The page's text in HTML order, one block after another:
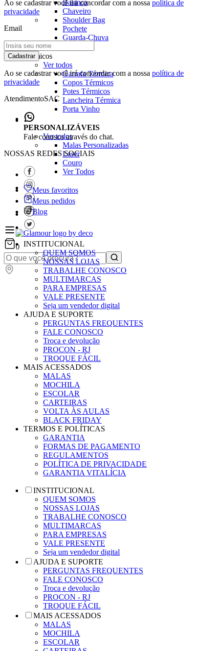
Balança
Chaveiro
Shoulder Bag
Pochete
Guarda-Chuva
Térmicos
Ver todos
Garrafa Térmica
Copos Térmicos
Potes Térmicos
Lancheira Térmica
Porta Vinho
PERSONALIZÁVEIS
Ver todos
Malas Personalizadas
Laser
Couro
Ver Todos
Meus favoritos
Meus pedidos
Blog
0
Ao se cadastrar você irá concordar com a nossa política de
privacidade
Email
Cadastrar
Ao se cadastrar você irá concordar com a nossa política de
privacidade
AtendimentoSAC
Fale conosco através do chat.
NOSSAS REDES SOCIAIS
INSTITUCIONAL
QUEM SOMOS
NOSSAS LOJAS
TRABALHE CONOSCO
MULTIMARCAS
PARA EMPRESAS
VALE PRESENTE
Seja um vendedor digital
AJUDA E SUPORTE
PERGUNTAS FREQUENTES
FALE CONOSCO
Troca e devolução
PROCON - RJ
TROQUE FÁCIL
MAIS ACESSADOS
MALAS
MOCHILA
ESCOLAR
CARTEIRAS
VOLTA ÀS AULAS
BLACK FRIDAY
TERMOS E POLÍTICAS
GARANTIA
FORMAS DE PAGAMENTO
REGULAMENTOS
POLÍTICA DE PRIVACIDADE
GARANTIA VITALÍCIA
INSTITUCIONAL
QUEM SOMOS
NOSSAS LOJAS
TRABALHE CONOSCO
MULTIMARCAS
PARA EMPRESAS
VALE PRESENTE
Seja um vendedor digital
AJUDA E SUPORTE
PERGUNTAS FREQUENTES
FALE CONOSCO
Troca e devolução
PROCON - RJ
TROQUE FÁCIL
MAIS ACESSADOS
MALAS
MOCHILA
ESCOLAR